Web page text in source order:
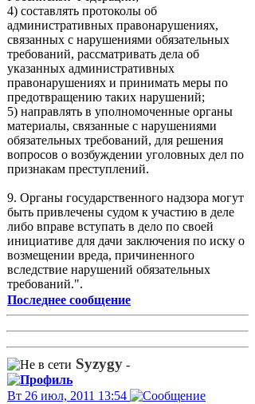
4) составлять протоколы об
административных правонарушениях,
связанных с нарушениями обязательных
требований, рассматривать дела об
указанных административных
правонарушениях и принимать меры по
предотвращению таких нарушений;
5) направлять в уполномоченные органы
материалы, связанные с нарушениями
обязательных требований, для решения
вопросов о возбуждении уголовных дел по
признакам преступлений.
9. Органы государственного надзора могут
быть привлечены судом к участию в деле
либо вправе вступать в дело по своей
инициативе для дачи заключения по иску о
возмещении вреда, причиненного
вследствие нарушений обязательных
требований.".
Последнее сообщение
Syzygy -
Вт 26 июл, 2011 13:54